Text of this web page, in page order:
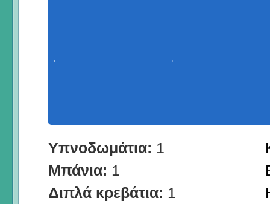
Υπνοδωμάτια: 1
Μπάνια: 1
Διπλά κρεβάτια: 1